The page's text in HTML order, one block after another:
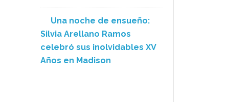
Una noche de ensueño:
Silvia Arellano Ramos
celebró sus inolvidables XV
Años en Madison